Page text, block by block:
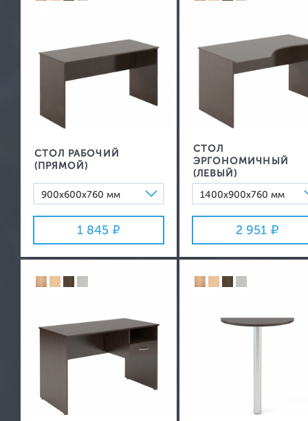
СТОЛ РАБОЧИЙ
(ПРЯМОЙ)
900х600х760 мм
1200х600х760 мм
1400х600х760 мм
1 845
СТОЛ
ЭРГОНОМИЧНЫЙ
(ЛЕВЫЙ)
1400х900х760 мм
1600х900х760 мм
2 951
Зеркала
Вешалки